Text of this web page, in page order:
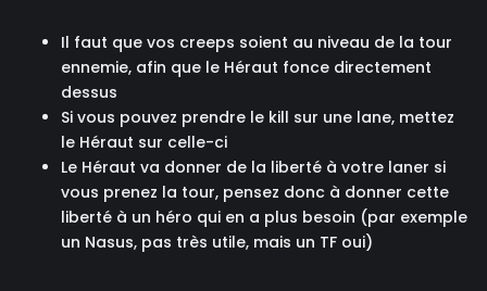
Il faut que vos creeps soient au niveau de la tour
ennemie, afin que le Héraut fonce directement
dessus
Si vous pouvez prendre le kill sur une lane, mettez
le Héraut sur celle-ci
Le Héraut va donner de la liberté à votre laner si
vous prenez la tour, pensez donc à donner cette
liberté à un héro qui en a plus besoin (par exemple
un Nasus, pas très utile, mais un TF oui)